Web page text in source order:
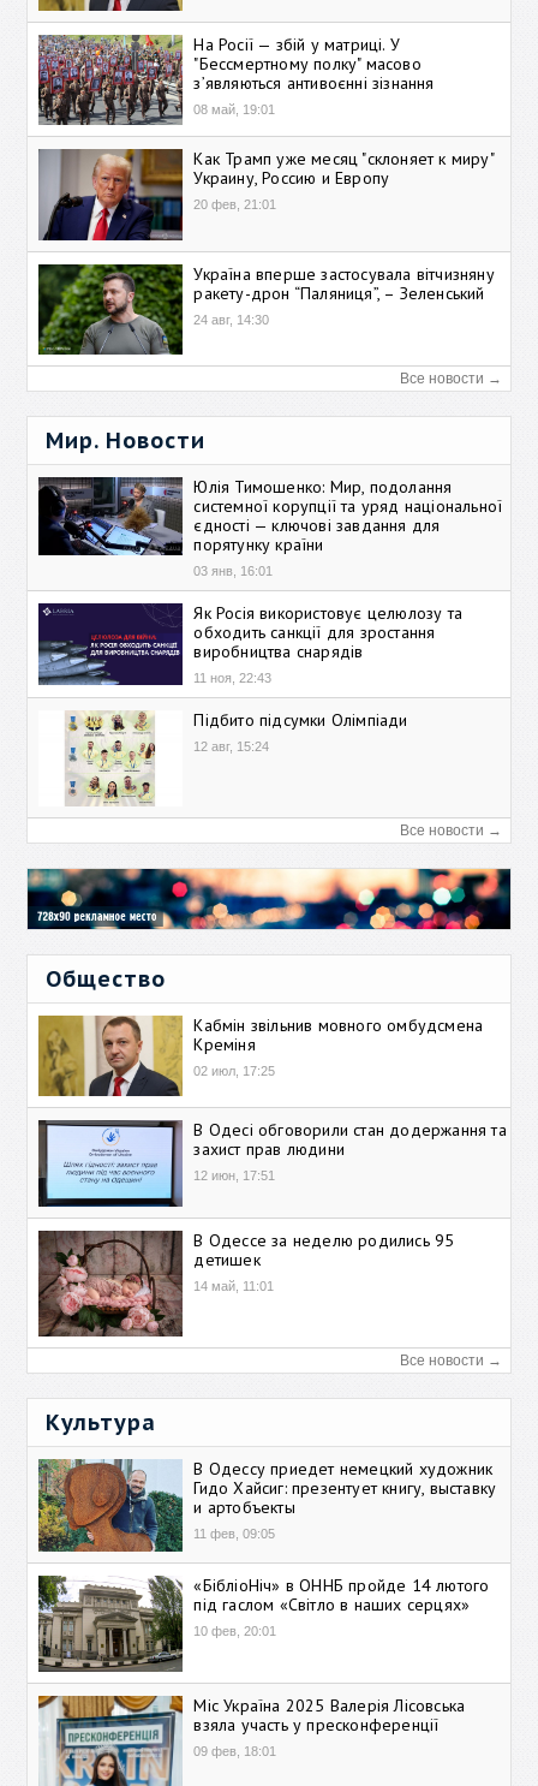
На Росії — збій у матриці. У
"Бессмертному полку" масово
зʼявляються антивоєнні зізнання
08 май, 19:01
Как Трамп уже месяц "склоняет к миру"
Украину, Россию и Европу
20 фев, 21:01
Україна вперше застосувала вітчизняну
ракету-дрон “Паляниця”, – Зеленський
24 авг, 14:30
Все новости →
Мир. Новости
Юлія Тимошенко: Мир, подолання
системної корупції та уряд національної
єдності — ключові завдання для
порятунку країни
03 янв, 16:01
Як Росія використовує целюлозу та
обходить санкції для зростання
виробництва снарядів
11 ноя, 22:43
Підбито підсумки Олімпіади
12 авг, 15:24
Все новости →
Общество
Кабмін звільнив мовного омбудсмена
Креміня
02 июл, 17:25
В Одесі обговорили стан додержання та
захист прав людини
12 июн, 17:51
В Одессе за неделю родились 95
детишек
14 май, 11:01
Все новости →
Культура
В Одессу приедет немецкий художник
Гидо Хайсиг: презентует книгу, выставку
и артобъекты
11 фев, 09:05
«БібліоНіч» в ОННБ пройде 14 лютого
під гаслом «Світло в наших серцях»
10 фев, 20:01
Міс Україна 2025 Валерія Лісовська
взяла участь у пресконференції
09 фев, 18:01